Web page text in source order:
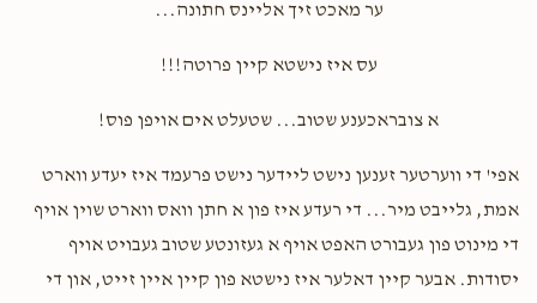
ער מאכט זיך אליינס חתונה...
עס איז נישטא קיין פרוטה!!!
א צובראכענע שטוב... שטעלט אים אויפן פוס!
אפי' די ווערטער זענען נישט ליידער נישט פרעמד איז יעדע ווארט
אמת, גלייבט מיר... די רעדע איז פון א חתן וואס ווארט שוין אויף
די מינוט פון געבורט האפט אויף א געזונטע שטוב געבויט אויף
יסודות. אבער קיין דאלער איז נישטא פון קיין איין זייט, און די